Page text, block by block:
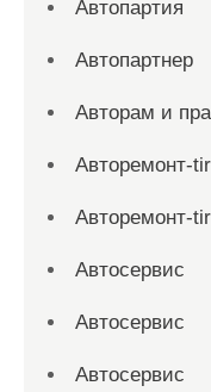
Автопартия
Автопартнер
Авторам и
Авторемонт-tir
Авторемонт-tir
Автосервис
Автосервис
Автосервис